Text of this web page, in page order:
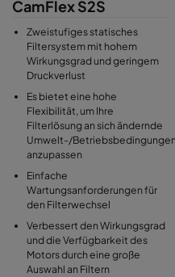
Vorfilter zum Schutz der
Turbomaschinen umfasst.
CamFlex S2S
Zweistufiges statisches
Filtersystem mit hohem
Wirkungsgrad und geringem
Druckverlust
Es bietet eine hohe
Flexibilität, um Ihre
Filterlösung an sich ändernde
Umwelt-/
anzupassen
Einfache
Wartungsanforderungen für
den Filterwechsel
Verbessert den Wirkungsgrad
und die Verfügbarkeit des
Motors durch eine große
Auswahl an Filtern